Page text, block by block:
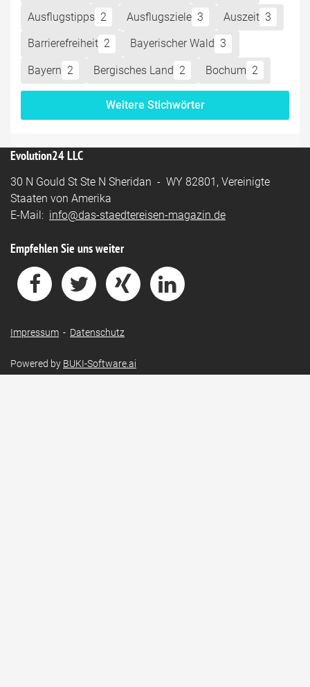
Ausflugstipps 2 Ausflugsziele 3 Auszeit 3
Barrierefreiheit 2 Bayerischer Wald 3
Bayern 2 Bergisches Land 2 Bochum 2
Weitere Stichwörter
Evolution24 LLC
30 N Gould St Ste N Sheridan - WY 82801, Vereinigte
Staaten von Amerika
E-Mail: info@das-staedtereisen-magazin.de
Empfehlen Sie uns weiter
Impressum - Datenschutz
Powered by BUKI-Software.ai